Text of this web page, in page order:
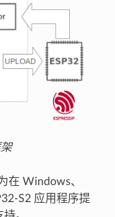
在 Windows、
S2 应用程序提